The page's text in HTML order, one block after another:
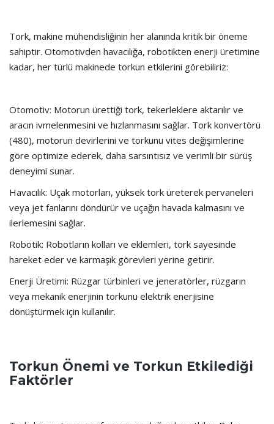
Tork, makine mühendisliğinin her alanında kritik bir öneme
sahiptir. Otomotivden havacılığa, robotikten enerji üretimine
kadar, her türlü makinede torkun etkilerini görebiliriz:
Otomotiv: Motorun ürettiği tork, tekerleklere aktarılır ve
aracın ivmelenmesini ve hızlanmasını sağlar. Tork konvertörü
(480), motorun devirlerini ve torkunu vites değişimlerine
göre optimize ederek, daha sarsıntısız ve verimli bir sürüş
deneyimi sunar.
Havacılık: Uçak motorları, yüksek tork üreterek pervaneleri
veya jet fanlarını döndürür ve uçağın havada kalmasını ve
ilerlemesini sağlar.
Robotik: Robotların kolları ve eklemleri, tork sayesinde
hareket eder ve karmaşık görevleri yerine getirir.
Enerji Üretimi: Rüzgar türbinleri ve jeneratörler, rüzgarın
veya mekanik enerjinin torkunu elektrik enerjisine
dönüştürmek için kullanılır.
Torkun Önemi ve Torkun Etkilediği
Faktörler